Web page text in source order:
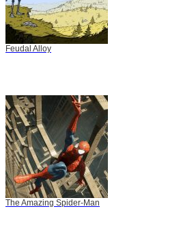
Feudal Alloy
The Amazing Spider-Man